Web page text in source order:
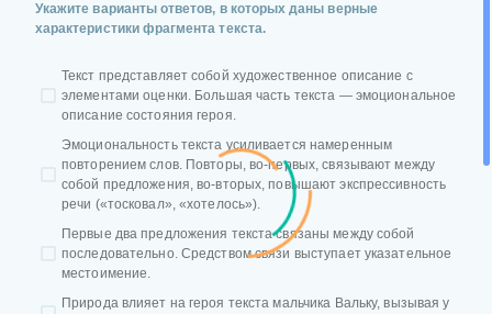
Укажите варианты ответов, в которых даны верные
характеристики фрагмента текста.
Текст представляет собой художественное описание с
элементами оценки. Большая часть текста — эмоциональное
описание состояния героя.
Эмоциональность текста усиливается намеренным
повторением слов. Повторы, во-первых, связывают между
собой предложения, во-вторых, повышают экспрессивность
речи («тосковал», «хотелось»).
Первые два предложения текста связаны между собой
последовательно. Средством связи выступает указательное
местоимение.
Природа влияет на героя текста мальчика Вальку, вызывая у